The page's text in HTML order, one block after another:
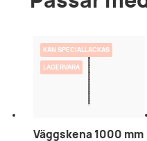
KAN SPECIALLACKAS
LAGERVARA
Väggskena 1000 mm